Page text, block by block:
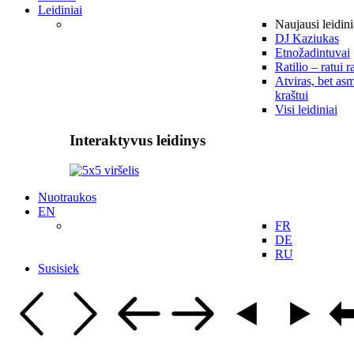
Leidiniai
Naujausi
DJ Kaziukas
Etnožadintuvai
Ratilio – ratui
Atviras, bet
kraštui
Visi leidiniai
Interaktyvus leidinys
Nuotraukos
EN
FR
DE
RU
Susisiek